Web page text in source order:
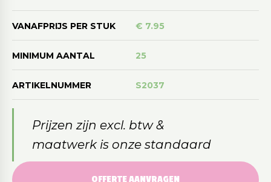
VANAFPRIJS PER STUK € 7.95
MINIMUM AANTAL 25
ARTIKELNUMMER S2037
Prijzen zijn excl. btw &
maatwerk is onze standaard
OFFERTE AANVRAGEN